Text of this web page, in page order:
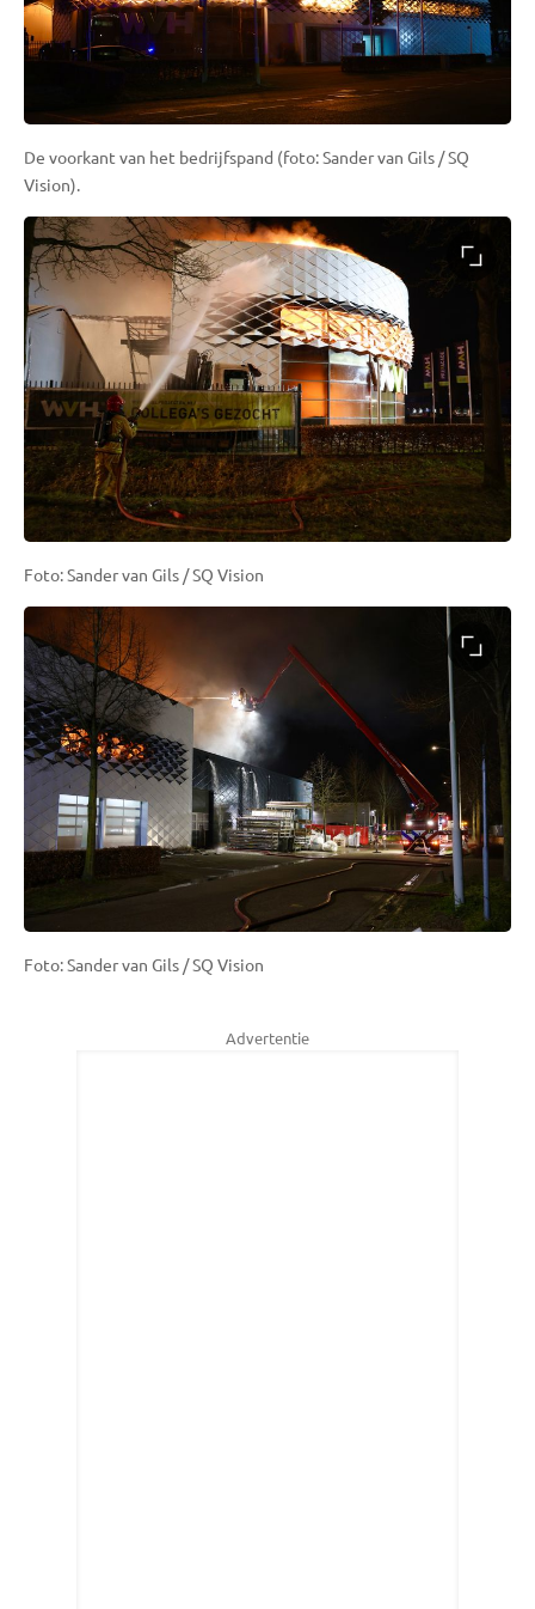
De voorkant van het bedrijfspand (foto: Sander van Gils / SQ
Vision).
Foto: Sander van Gils / SQ Vision
Foto: Sander van Gils / SQ Vision
Advertentie